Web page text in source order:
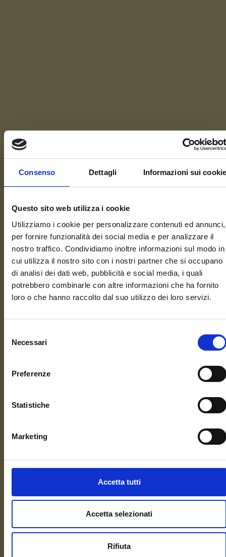
Consenso Dettagli Informazioni sui cookie
Questo sito web utilizza i cookie
Utilizziamo i cookie per personalizzare contenuti ed annunci,
per fornire funzionalità dei social media e per analizzare il
nostro traffico. Condividiamo inoltre informazioni sul modo in
cui utilizza il nostro sito con i nostri partner che si occupano
di analisi dei dati web, pubblicità e social media, i quali
potrebbero combinarle con altre informazioni che ha fornito
loro o che hanno raccolto dal suo utilizzo dei loro servizi.
delNecessari
Preferenze
Statistiche
Marketing
Accetta tutti
Accetta selezionati
Rifiuta
Contatti telefonici
CHIAMACI ALLO 041.098.62.21
Int. 1 - Ristorazione, eventi
Int. 4 Fattoria sociale
Int. 5 Fattoria didattica
Int. 6 Amministrazione